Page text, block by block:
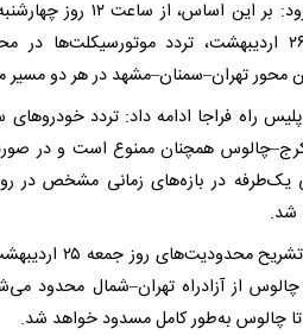
شنبه ۲۶ اردیبهشت، تردد موتورسیکلت‌ها
محور تهران–سمنان–مشهد در هر دو مسیر
راه فراجا ادامه داد: تردد خودروهای
همچنان ممنوع است و در
در بازه‌های زمانی مشخص در
شد.
تا چالوس به‌طور کامل مسدود خواهد شد.